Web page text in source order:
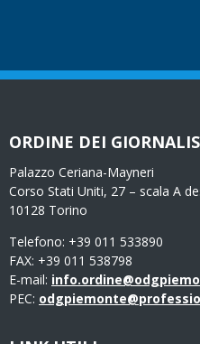
ORDINE DEI
Palazzo Ceriana-Mayneri
Corso Stati Uniti, 27 – scala A
10128 Torino
Telefono: +39 011 533890
FAX: +39 011 538798
E-mail:
PEC: